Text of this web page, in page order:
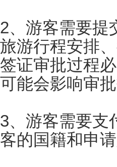
2、游客需要提
旅游行程安排
签证审批过程
可能会影响审批
3、游客需要支
客的国籍和申请